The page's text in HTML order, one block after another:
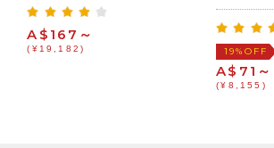
A$167～
(¥19,182) 19% OFF
A$71～
(¥8,155)